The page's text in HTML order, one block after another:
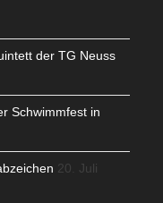
der TG Neuss
Schwimmfest in
20. Juli